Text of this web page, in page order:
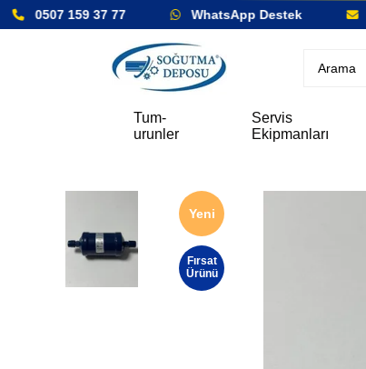
0507 159 37 77 WhatsApp Destek
Tum-
urunler
Servis
Ekipmanları
Yeni
Ürün
Fırsat
Ürünü